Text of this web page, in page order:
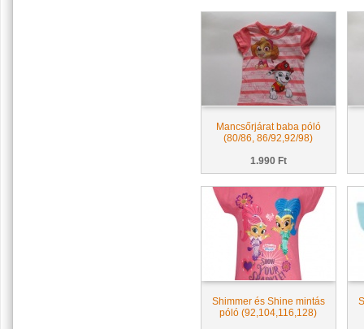
Mancsőrjárat baba póló
(80/86, 86/92,92/98)
1.990 Ft
Shimmer és Shine mintás
póló (92,104,116,128)